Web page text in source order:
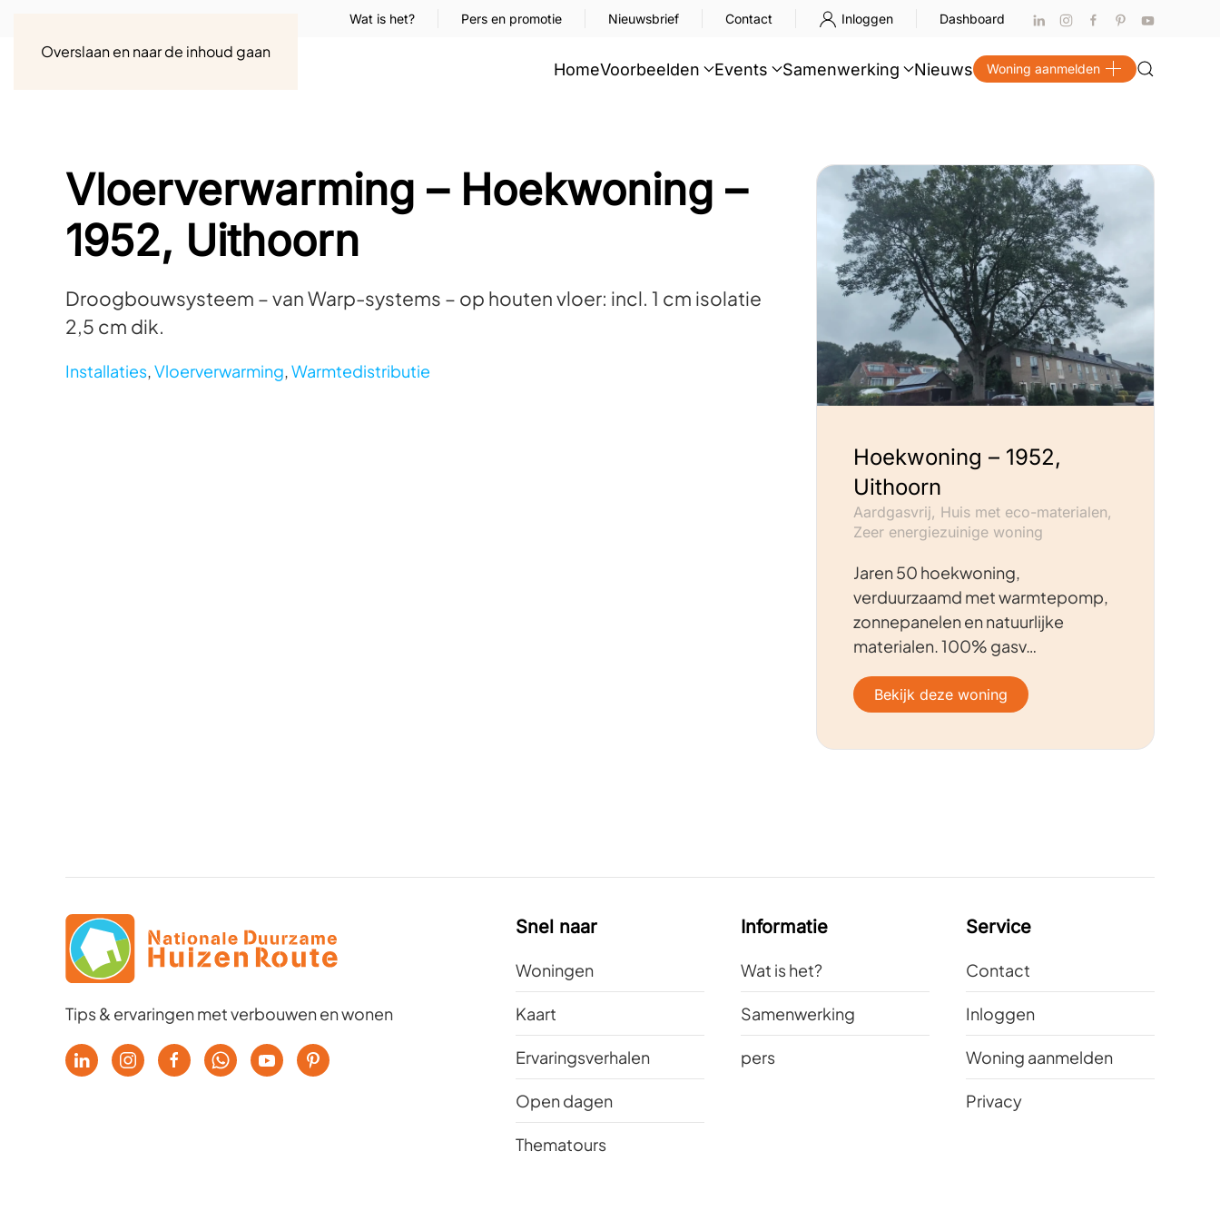
Overslaan en naar de inhoud gaan
Wat is het? Pers en promotie Nieuwsbrief Contact Inloggen Dashboard
HomeVoorbeelden Events Samenwerking Nieuws Woning aanmelden
Vloerverwarming – Hoekwoning –
1952, Uithoorn
Droogbouwsysteem – van Warp-systems – op houten vloer: incl. 1 cm isolatie
2,5 cm dik.
Installaties,Vloerverwarming,Warmtedistributie
Hoekwoning – 1952,
Uithoorn
Aardgasvrij, Huis met eco-materialen,
Zeer energiezuinige woning
Jaren 50 hoekwoning,
verduurzaamd met warmtepomp,
zonnepanelen en natuurlijke
materialen. 100% gasv…
Bekijk deze woning
Tips & ervaringen met verbouwen en wonen
Snel naar
Woningen
Kaart
Ervaringsverhalen
Open dagen
Thematours
Informatie
Wat is het?
Samenwerking
pers
Service
Contact
Inloggen
Woning aanmelden
Privacy